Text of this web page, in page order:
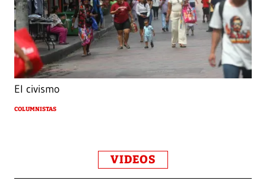
El civismo
COLUMNISTAS
VIDEOS